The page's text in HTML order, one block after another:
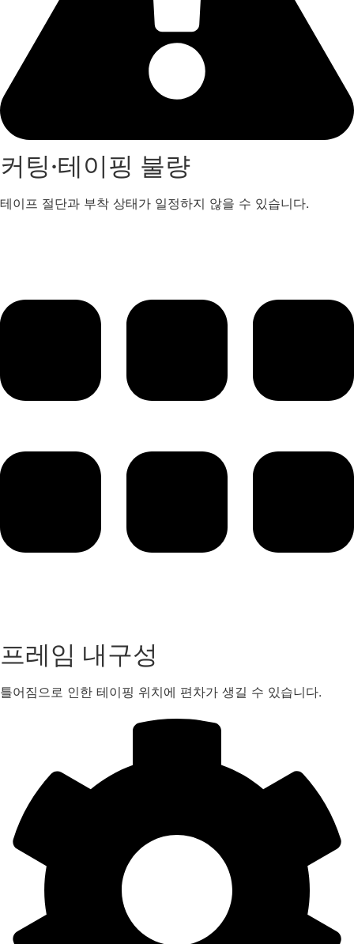
커팅·테이핑 불량
테이프 절단과 부착 상태가 일정하지 않을 수 있습니다.
프레임 내구성
틀어짐으로 인한 테이핑 위치에 편차가 생길 수 있습니다.